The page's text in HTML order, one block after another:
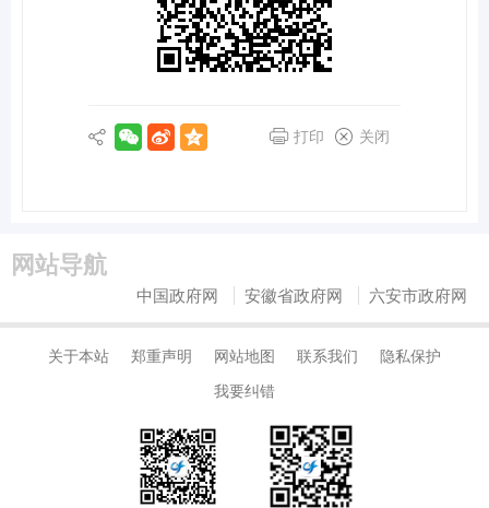
打印 关闭
网站导航
中国政府网 安徽省政府网 六安市政府网
关于本站 郑重声明 网站地图 联系我们
隐私保护
我要纠错